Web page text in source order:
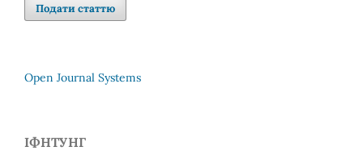
Подати статтю
Open Journal Systems
ІФНТУНГ